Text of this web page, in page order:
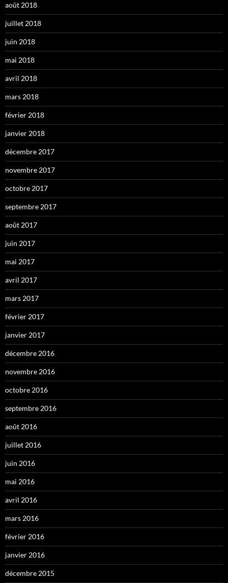
août 2018
juillet 2018
juin 2018
mai 2018
avril 2018
mars 2018
février 2018
janvier 2018
décembre 2017
novembre 2017
octobre 2017
septembre 2017
août 2017
juin 2017
mai 2017
avril 2017
mars 2017
février 2017
janvier 2017
décembre 2016
novembre 2016
octobre 2016
septembre 2016
août 2016
juillet 2016
juin 2016
mai 2016
avril 2016
mars 2016
février 2016
janvier 2016
décembre 2015